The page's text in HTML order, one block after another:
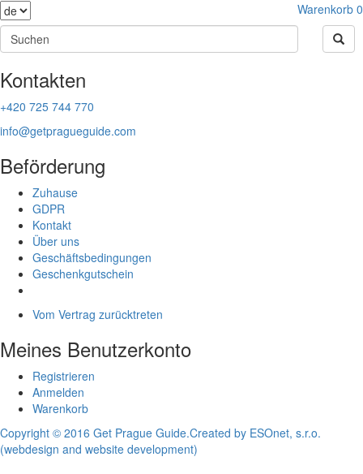
Warenkorb 0
Kontakten
+420 725 744 770
info@getpragueguide.com
Beförderung
Zuhause
GDPR
Kontakt
Über uns
Geschäftsbedingungen
Geschenkgutschein
Vom Vertrag zurücktreten
Meines Benutzerkonto
Registrieren
Anmelden
Warenkorb
Copyright © 2016 Get Prague Guide.Created by ESOnet, s.r.o.
(webdesign and website development)